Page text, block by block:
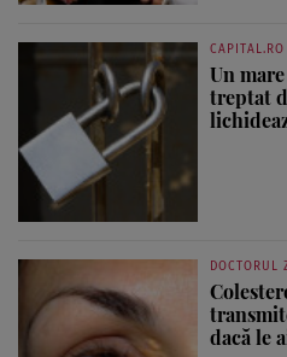
CAPITAL.RO
Un
treptat
DOCTORUL
dacă le